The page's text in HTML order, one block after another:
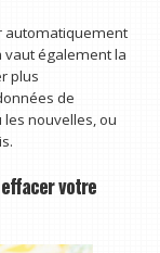
automatiquement
vaut également la
plus
de
nouvelles, ou
votre